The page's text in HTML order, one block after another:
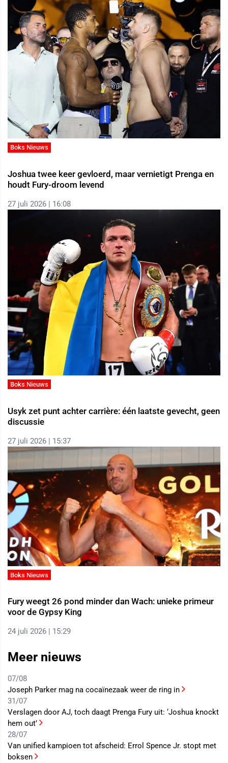
Boks Nieuws
Joshua twee keer gevloerd, maar vernietigt Prenga en
houdt Fury-droom levend
27 juli 2026 | 16:08
Boks Nieuws
Usyk zet punt achter carrière: één laatste gevecht, geen
discussie
27 juli 2026 | 15:37
Boks Nieuws
Fury weegt 26 pond minder dan Wach: unieke primeur
voor de Gypsy King
24 juli 2026 | 15:29
Meer nieuws
07/08
Joseph Parker mag na cocaïnezaak weer de ring in
31/07
Verslagen door AJ, toch daagt Prenga Fury uit: ‘Joshua knockt
hem out’
28/07
Van unified kampioen tot afscheid: Errol Spence Jr. stopt met
boksen